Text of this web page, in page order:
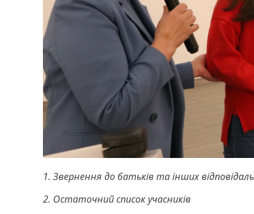
1. Звернення до батьків та інших
2. Остаточний список учасників